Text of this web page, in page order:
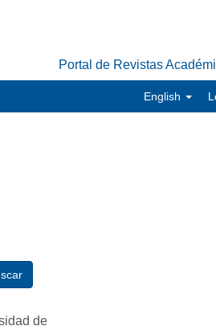
Portal de Revistas
English
de